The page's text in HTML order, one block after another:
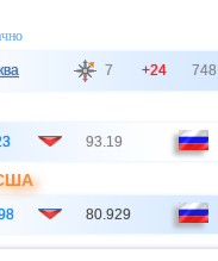
7 +24 748
93.19
80.929